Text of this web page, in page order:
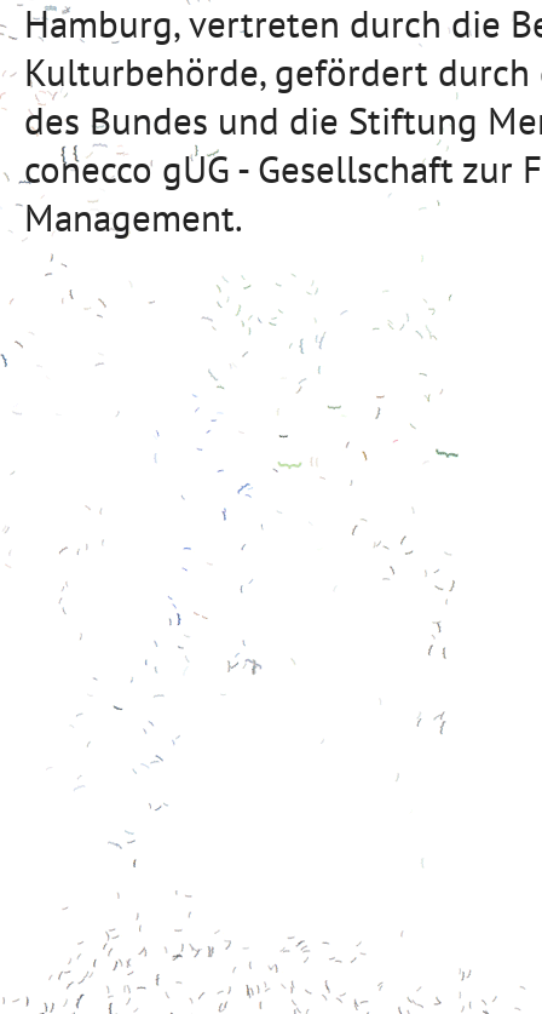
Hamburg, vertreten durch die
Kulturbehörde, gefördert
des Bundes und die Stiftung
conecco gUG - Gesellschaft
Management.